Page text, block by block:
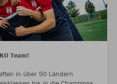
Team!
in über 50 Ländern